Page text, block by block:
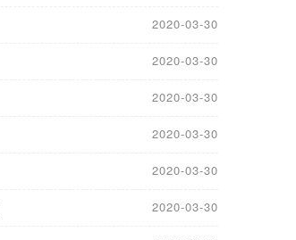
2020-03-30
2020-03-30
2020-03-30
2020-03-30
2020-03-30
2020-03-30